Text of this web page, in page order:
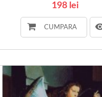
198 lei
CUMPARA